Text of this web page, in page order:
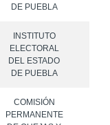
DE PUEBLA
INSTITUTO
ELECTORAL
DEL ESTADO
DE PUEBLA
COMISIÓN
PERMANENTE